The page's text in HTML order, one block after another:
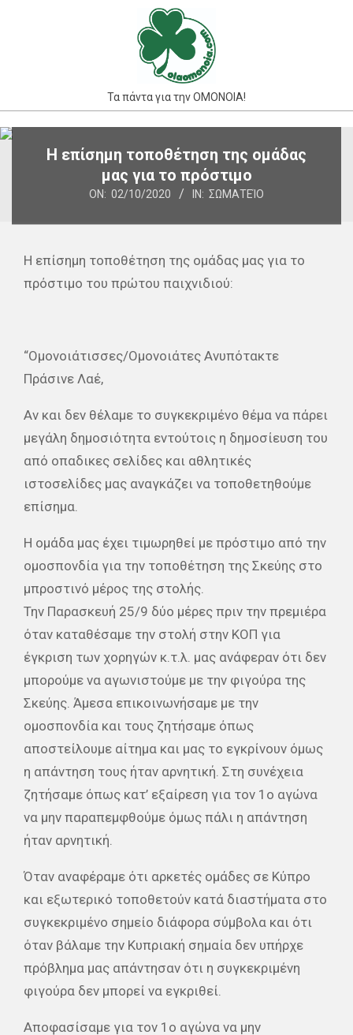
Τα πάντα για την ΟΜΟΝΟΙΑ!
Primary
NavigationΗ επίσημη τοποθέτηση της ομάδας
μας για το πρόστιμο
ON: 02/10/2020 IN: ΣΩΜΑΤΕΊΟ
Η επίσημη τοποθέτηση της ομάδας μας για το
πρόστιμο του πρώτου παιχνιδιού:
“Ομονοιάτισσες/Ομονοιάτες Ανυπότακτε
Πράσινε Λαέ,
Αν και δεν θέλαμε το συγκεκριμένο θέμα να πάρει
μεγάλη δημοσιότητα εντούτοις η δημοσίευση του
από οπαδικες σελίδες και αθλητικές
ιστοσελίδες μας αναγκάζει να τοποθετηθούμε
επίσημα.
Η ομάδα μας έχει τιμωρηθεί με πρόστιμο από την
ομοσπονδία για την τοποθέτηση της Σκεύης στο
μπροστινό μέρος της στολής.
Την Παρασκευή 25/9 δύο μέρες πριν την πρεμιέρα
όταν καταθέσαμε την στολή στην ΚΟΠ για
έγκριση των χορηγών κ.τ.λ. μας ανάφεραν ότι δεν
μπορούμε να αγωνιστούμε με την φιγούρα της
Σκεύης. Άμεσα επικοινωνήσαμε με την
ομοσπονδία και τους ζητήσαμε όπως
αποστείλουμε αίτημα και μας το εγκρίνουν όμως
η απάντηση τους ήταν αρνητική. Στη συνέχεια
ζητήσαμε όπως κατ’ εξαίρεση για τον 1ο αγώνα
να μην παραπεμφθούμε όμως πάλι η απάντηση
ήταν αρνητική.
Όταν αναφέραμε ότι αρκετές ομάδες σε Κύπρο
και εξωτερικό τοποθετούν κατά διαστήματα στο
συγκεκριμένο σημείο διάφορα σύμβολα και ότι
όταν βάλαμε την Κυπριακή σημαία δεν υπήρχε
πρόβλημα μας απάντησαν ότι η συγκεκριμένη
φιγούρα δεν μπορεί να εγκριθεί.
Αποφασίσαμε για τον 1ο αγώνα να μην